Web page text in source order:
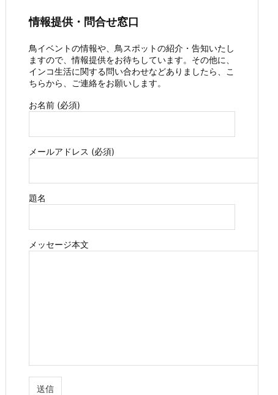
情報提供・問合せ窓口
鳥イベントの情報や、鳥スポットの紹介・告知いたし
ますので、情報提供をお待ちしています。その他に、
インコ生活に関する問い合わせなどありましたら、こ
ちらから、ご連絡をお願いします。
お名前 (必須)
メールアドレス (必須)
題名
メッセージ本文